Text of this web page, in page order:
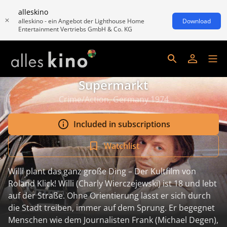
alleskino
alleskino - ein Angebot der Lighthouse Home
Entertainment Vertriebs GmbH & Co. KG
Download
Supermarkt
Crime/Action, Germany 1974
Included in subscriptions
Watchlist
Willi plant das ganz große Ding – Der Kultfilm von
Roland Klick! Willi (Charly Wierczejewski) ist 18 und lebt
auf der Straße. Ohne Orientierung lässt er sich durch
die Stadt treiben, immer auf dem Sprung. Er begegnet
Menschen wie dem Journalisten Frank (Michael Degen),